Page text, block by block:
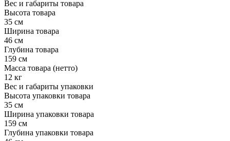
Вес и габариты товара
Высота товара
35 см
Ширина товара
46 см
Глубина товара
159 см
Масса товара (нетто)
12 кг
Вес и габариты упаковки
Высота упаковки товара
35 см
Ширина упаковки товара
159 см
Глубина упаковки товара